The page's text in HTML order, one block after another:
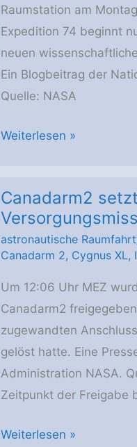
liefern
Raumstation am
Expedition 74 beginnt
neuen
Ein Blogbeitrag der
Quelle: NASA
Expedition
Cygnus
XL
NG-
24,
wissenschaftliche
Ausrüstung
wird
entladen
Weiterlesen »
Canadarm2
astronautische Raumfahrt
Canadarm 2, Cygnus XL,
Um 12:06 Uhr MEZ
Canadarm2
zugewandten
gelöst hatte. Eine
Administration NASA.
Zeitpunkt der Freigabe
Canadarm2
Weiterlesen »